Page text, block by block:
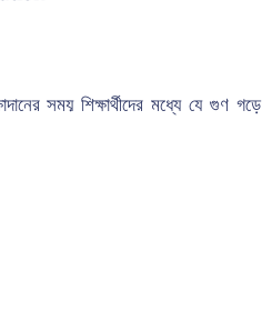
সময় শিক্ষার্থীদের মধ্যে যে গুণ গড়ে